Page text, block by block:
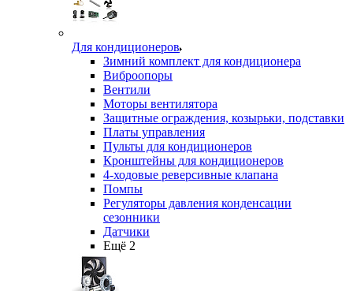
Для кондиционеров
Зимний комплект для кондиционера
Виброопоры
Вентили
Моторы вентилятора
Защитные ограждения, козырьки, подставки
Платы управления
Пульты для кондиционеров
Кронштейны для кондиционеров
4-ходовые реверсивные клапана
Помпы
Регуляторы давления конденсации
сезонники
Датчики
Ещё 2